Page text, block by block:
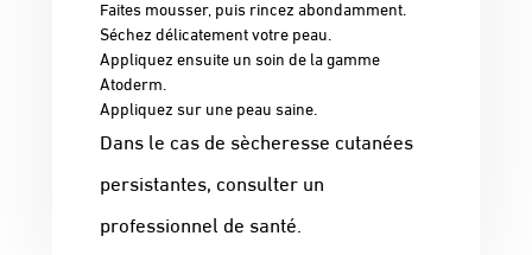
Faites mousser, puis rincez abondamment.
Séchez délicatement votre peau.
Appliquez ensuite un soin de la gamme
Atoderm.
Appliquez sur une peau saine.
Dans le cas de sècheresse cutanées
persistantes, consulter un
professionnel de santé.